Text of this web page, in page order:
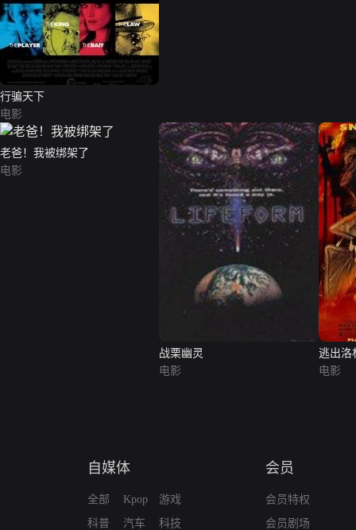
行骗天下
电影
老爸！我被绑架了
电影
战栗幽灵
电影
逃出洛
电影
自媒体
全部
科普
Kpop
汽车
游戏
科技
会员
会员特权
会员剧场